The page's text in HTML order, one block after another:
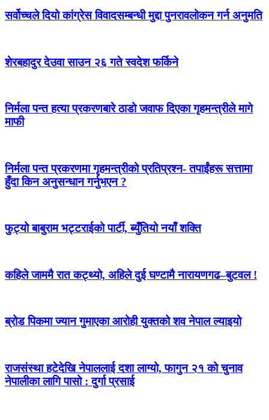
सर्वोच्चले दियो कांग्रेस विवादसम्बन्धी मुद्दा पुनरावलोकन गर्न अनुमति
शेरबहादुर देउवा साउन २६ गते स्वदेश फर्किने
निर्मला पन्त हत्या प्रकरणबारे ठाडो जवाफ दिएका गृहमन्त्रीले मागे
माफी
निर्मला पन्त प्रकरणमा गृहमन्त्रीको प्रतिप्रश्न- तपाईंहरू सत्तामा
हुँदा किन अनुसन्धान गर्नुभएन ?
फुट्यो बाबुराम भट्टराईको पार्टी, ब्युँतियो नयाँ शक्ति
कहिले जाममै रात कट्थ्यो, अहिले दुई घण्टामै नारायणगढ–बुटवल !
ब्रोड पिकमा ज्यान गुमाएका आरोही युक्तको शव नेपाल ल्याइयो
राजसंस्था हटेदेखि नेपाललाई दशा लाग्यो, फागुन २१ को चुनाव
नेपालीका लागि पासो : दुर्गा प्रसाई